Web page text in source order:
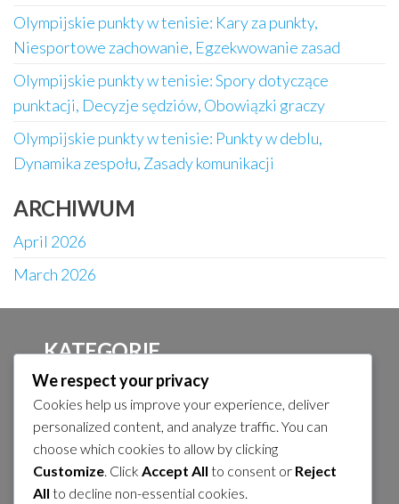
Olympijskie punkty w tenisie: Kary za punkty,
Niesportowe zachowanie, Egzekwowanie zasad
Olympijskie punkty w tenisie: Spory dotyczące
punktacji, Decyzje sędziów, Obowiązki graczy
Olympijskie punkty w tenisie: Punkty w deblu,
Dynamika zespołu, Zasady komunikacji
ARCHIWUM
April 2026
March 2026
KATEGORIE
Formaty meczów tenisowych na Igrzyskach
Olimpijskich
Zachowanie olimpijskiego tenisisty
Zasady punktacji w tenisie olimpijskim
We respect your privacy
Cookies help us improve your experience, deliver
personalized content, and analyze traffic. You can
choose which cookies to allow by clicking
Customize. Click Accept All to consent or Reject
All to decline non-essential cookies.